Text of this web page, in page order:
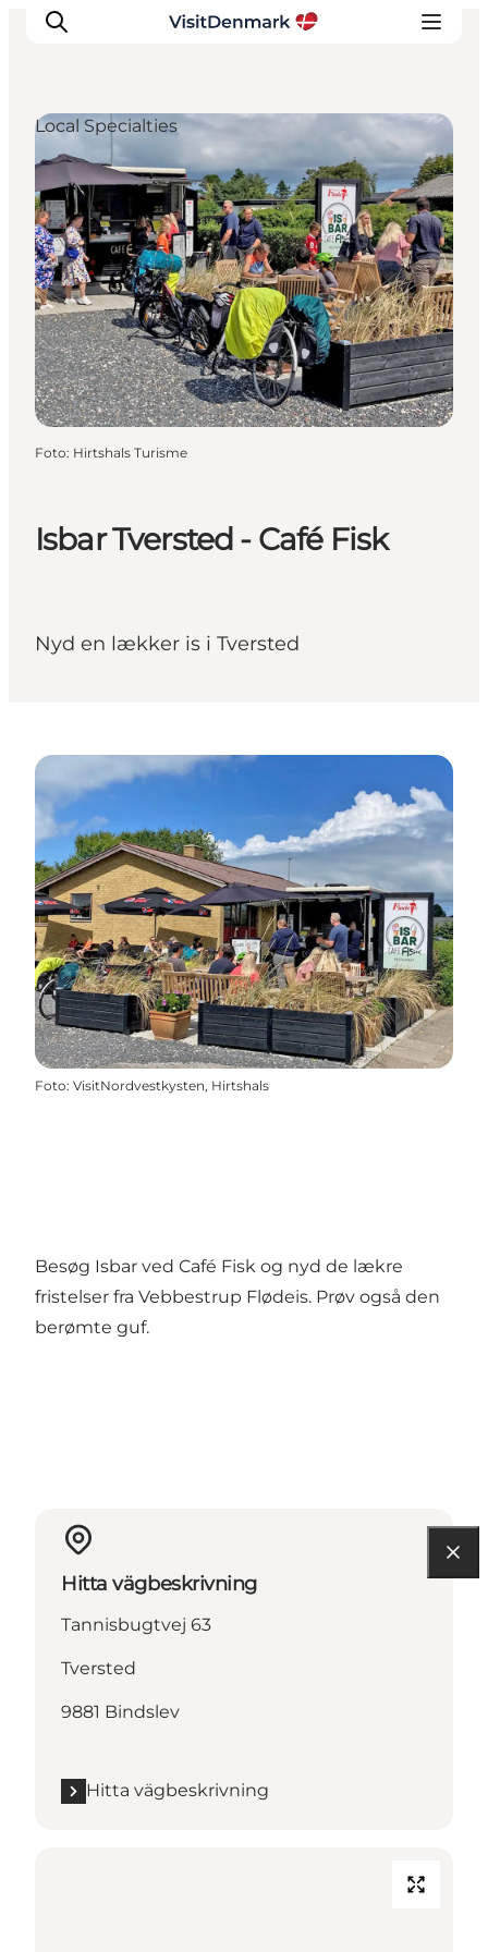
Inspiration
Resmål
Aktiviteter
Övernatta
Planera resan
Isbar Tversted - Café Fisk
Nyd en lækker is i Tversted
Local Specialties
Foto: Hirtshals Turisme
Foto: VisitNordvestkysten, Hirtshals
Besøg Isbar ved Café Fisk og nyd de lækre
fristelser fra Vebbestrup Flødeis. Prøv også den
berømte guf.
Hitta vägbeskrivning
Tannisbugtvej 63
Tversted
9881 Bindslev
Hitta vägbeskrivning